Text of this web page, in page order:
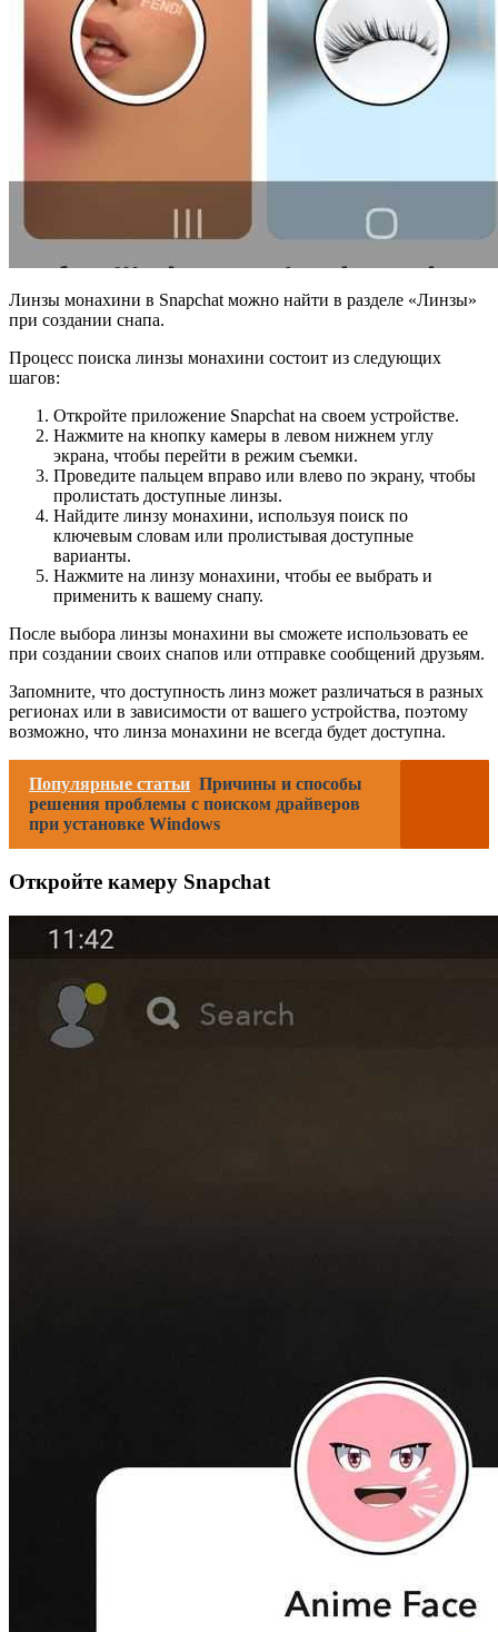
Линзы монахини в Snapchat можно найти в разделе «Линзы»
при создании снапа.
Процесс поиска линзы монахини состоит из следующих
шагов:
Откройте приложение Snapchat на своем устройстве.
Нажмите на кнопку камеры в левом нижнем углу
экрана, чтобы перейти в режим съемки.
Проведите пальцем вправо или влево по экрану, чтобы
пролистать доступные линзы.
Найдите линзу монахини, используя поиск по
ключевым словам или пролистывая доступные
варианты.
Нажмите на линзу монахини, чтобы ее выбрать и
применить к вашему снапу.
После выбора линзы монахини вы сможете использовать ее
при создании своих снапов или отправке сообщений друзьям.
Запомните, что доступность линз может различаться в разных
регионах или в зависимости от вашего устройства, поэтому
возможно, что линза монахини не всегда будет доступна.
Популярные статьи Причины и способы
решения проблемы с поиском драйверов
при установке Windows
Откройте камеру Snapchat